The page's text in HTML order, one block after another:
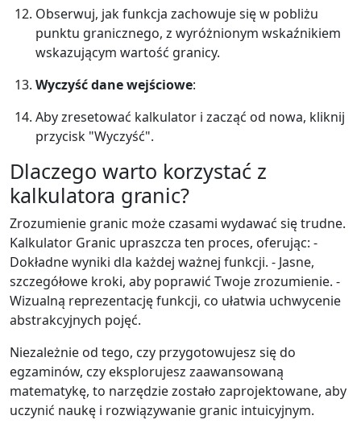
Obserwuj, jak funkcja zachowuje się w pobliżu
punktu granicznego, z wyróżnionym wskaźnikiem
wskazującym wartość granicy.
Wyczyść dane wejściowe:
Aby zresetować kalkulator i zacząć od nowa, kliknij
przycisk "Wyczyść".
Dlaczego warto korzystać z
kalkulatora granic?
Zrozumienie granic może czasami wydawać się trudne.
Kalkulator Granic upraszcza ten proces, oferując: -
Dokładne wyniki dla każdej ważnej funkcji. - Jasne,
szczegółowe kroki, aby poprawić Twoje zrozumienie. -
Wizualną reprezentację funkcji, co ułatwia uchwycenie
abstrakcyjnych pojęć.
Niezależnie od tego, czy przygotowujesz się do
egzaminów, czy eksplorujesz zaawansowaną
matematykę, to narzędzie zostało zaprojektowane, aby
uczynić naukę i rozwiązywanie granic intuicyjnym.